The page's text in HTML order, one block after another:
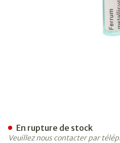
En rupture de stock
Veuillez nous contacter par